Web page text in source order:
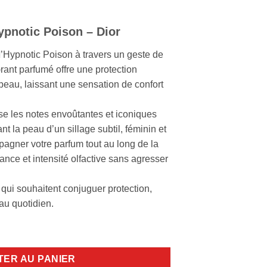
Poison – Dior
Poison à travers un geste de
parfumé offre une protection
laissant une sensation de confort
les notes envoûtantes et iconiques
la peau d’un sillage subtil, féminin et
votre parfum tout au long de la
et intensité olfactive sans agresser
souhaitent conjuguer protection,
quotidien.
Déodorant 100ml
AU PANIER